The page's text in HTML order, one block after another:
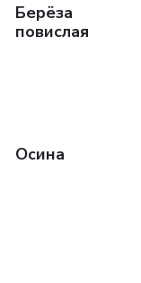
Берёза
повислая
Осина